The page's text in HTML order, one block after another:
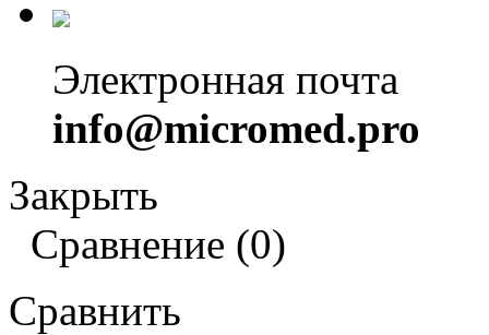
Электронная почта
info@micromed.pro
Закрыть
Сравнение (0)
Сравнить